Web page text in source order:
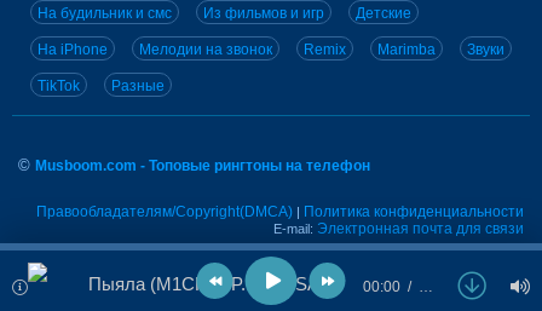
На будильник и смс Из фильмов и игр Детские
На iPhone Мелодии на звонок Remix Marimba Звуки
TikTok Разные
© Musboom.com - Топовые рингтоны на телефон
Правообладателям/Copyright(DMCA) | Политика конфиденциальности
E-mail: Электронная почта для связи
Пыяла (M1CH3L P. & DJ SAM REMIX) Version 2 - АИГЕЛ 00:00 …